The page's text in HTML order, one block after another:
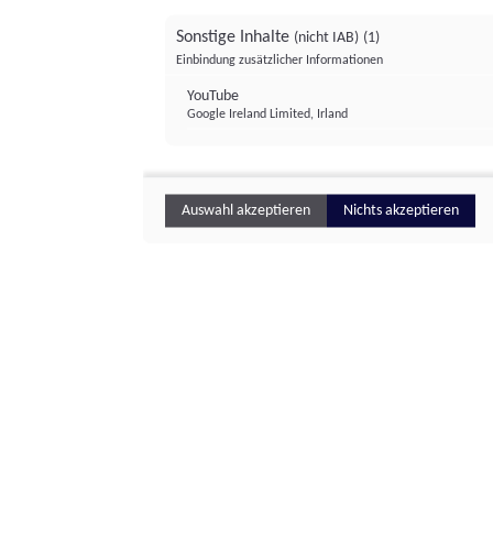
Sonstige Inhalte (nicht IAB) (1)
Einbindung zusätzlicher Informationen
YouTube
Google Ireland Limited, Irland
Auswahl akzeptieren Nichts akzeptieren